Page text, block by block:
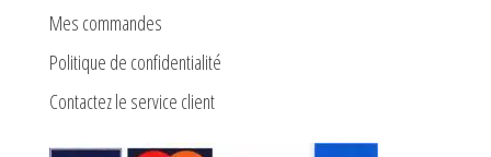
Mes commandes
Politique de confidentialité
Contactez le service client